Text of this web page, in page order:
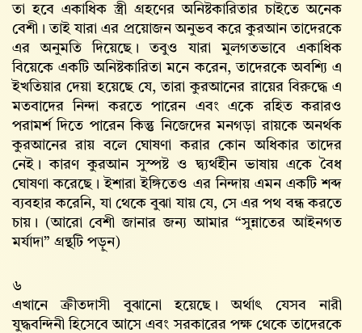
তা হবে একাধিক স্ত্রী গ্রহণের অনিষ্টকারিতার চাইতে অনেক
বেশী। তাই যারা এর প্রয়োজন অনুভব করে কুরআন তাদেরকে
এর অনুমতি দিয়েছে। তবুও যারা মুলগতভাবে একাধিক
বিয়েকে একটি অনিষ্টকারিতা মনে করেন, তাদেরকে অবশ্যি এ
ইখতিয়ার দেয়া হয়েছে যে, তারা কুরআনের রায়ের বিরুদ্ধে এ
মতবাদের নিন্দা করতে পারেন এবং একে রহিত করারও
পরামর্শ দিতে পারেন কিন্তু নিজেদের মনগড়া রায়কে অনর্থক
কুরআনের রায় বলে ঘোষণা করার কোন অধিকার তাদের
নেই। কারণ কুরআন সুস্পষ্ট ও দ্ব্যর্থহীন ভাষায় একে বৈধ
ঘোষণা করেছে। ইশারা ইঙ্গিতেও এর নিন্দায় এমন একটি শব্দ
ব্যবহার করেনি, যা থেকে বুঝা যায় যে, সে এর পথ বন্ধ করতে
চায়। (আরো বেশী জানার জন্য আমার “সুন্নাতের আইনগত
মর্যাদা” গ্রন্থটি পড়ুন)
৬
এখানে ক্রীতদাসী বুঝানো হয়েছে। অর্থাৎ যেসব নারী
যুদ্ধবন্দিনী হিসেবে আসে এবং সরকারের পক্ষ থেকে তাদেরকে